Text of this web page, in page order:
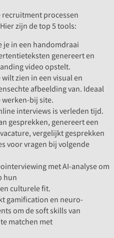
processen
zijn de top 5 tools:
je in een handomdraai
genereert en
video opstelt.
zien in een visual en
afbeelding van. Ideaal
werken-bij site.
interviews is verleden tijd.
gesprekken, genereert een
vergelijkt gesprekken
voor vragen bij volgende
met AI-analyse om
hun
culturele fit.
gamification en neuro-
om de soft skills van
matchen met